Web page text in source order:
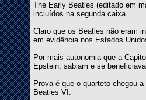
The Early Beatles (editado em
incluídos na segunda caixa.
Claro que os Beatles não eram
em evidência nos Estados
Por mais autonomia que a
Epstein, sabiam e se
Prova é que o quarteto chegou
Beatles VI.